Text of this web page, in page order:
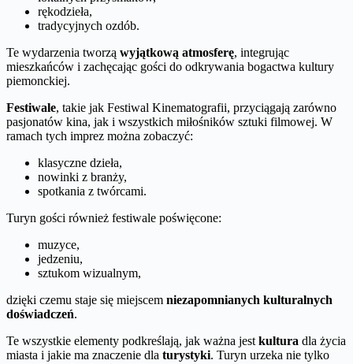
rękodzieła,
tradycyjnych ozdób.
Te wydarzenia tworzą wyjątkową atmosferę, integrując
mieszkańców i zachęcając gości do odkrywania bogactwa kultury
piemonckiej.
Festiwale, takie jak Festiwal Kinematografii, przyciągają zarówno
pasjonatów kina, jak i wszystkich miłośników sztuki filmowej. W
ramach tych imprez można zobaczyć:
klasyczne dzieła,
nowinki z branży,
spotkania z twórcami.
Turyn gości również festiwale poświęcone:
muzyce,
jedzeniu,
sztukom wizualnym,
dzięki czemu staje się miejscem niezapomnianych kulturalnych
doświadczeń.
Te wszystkie elementy podkreślają, jak ważna jest kultura dla życia
miasta i jakie ma znaczenie dla turystyki. Turyn urzeka nie tylko